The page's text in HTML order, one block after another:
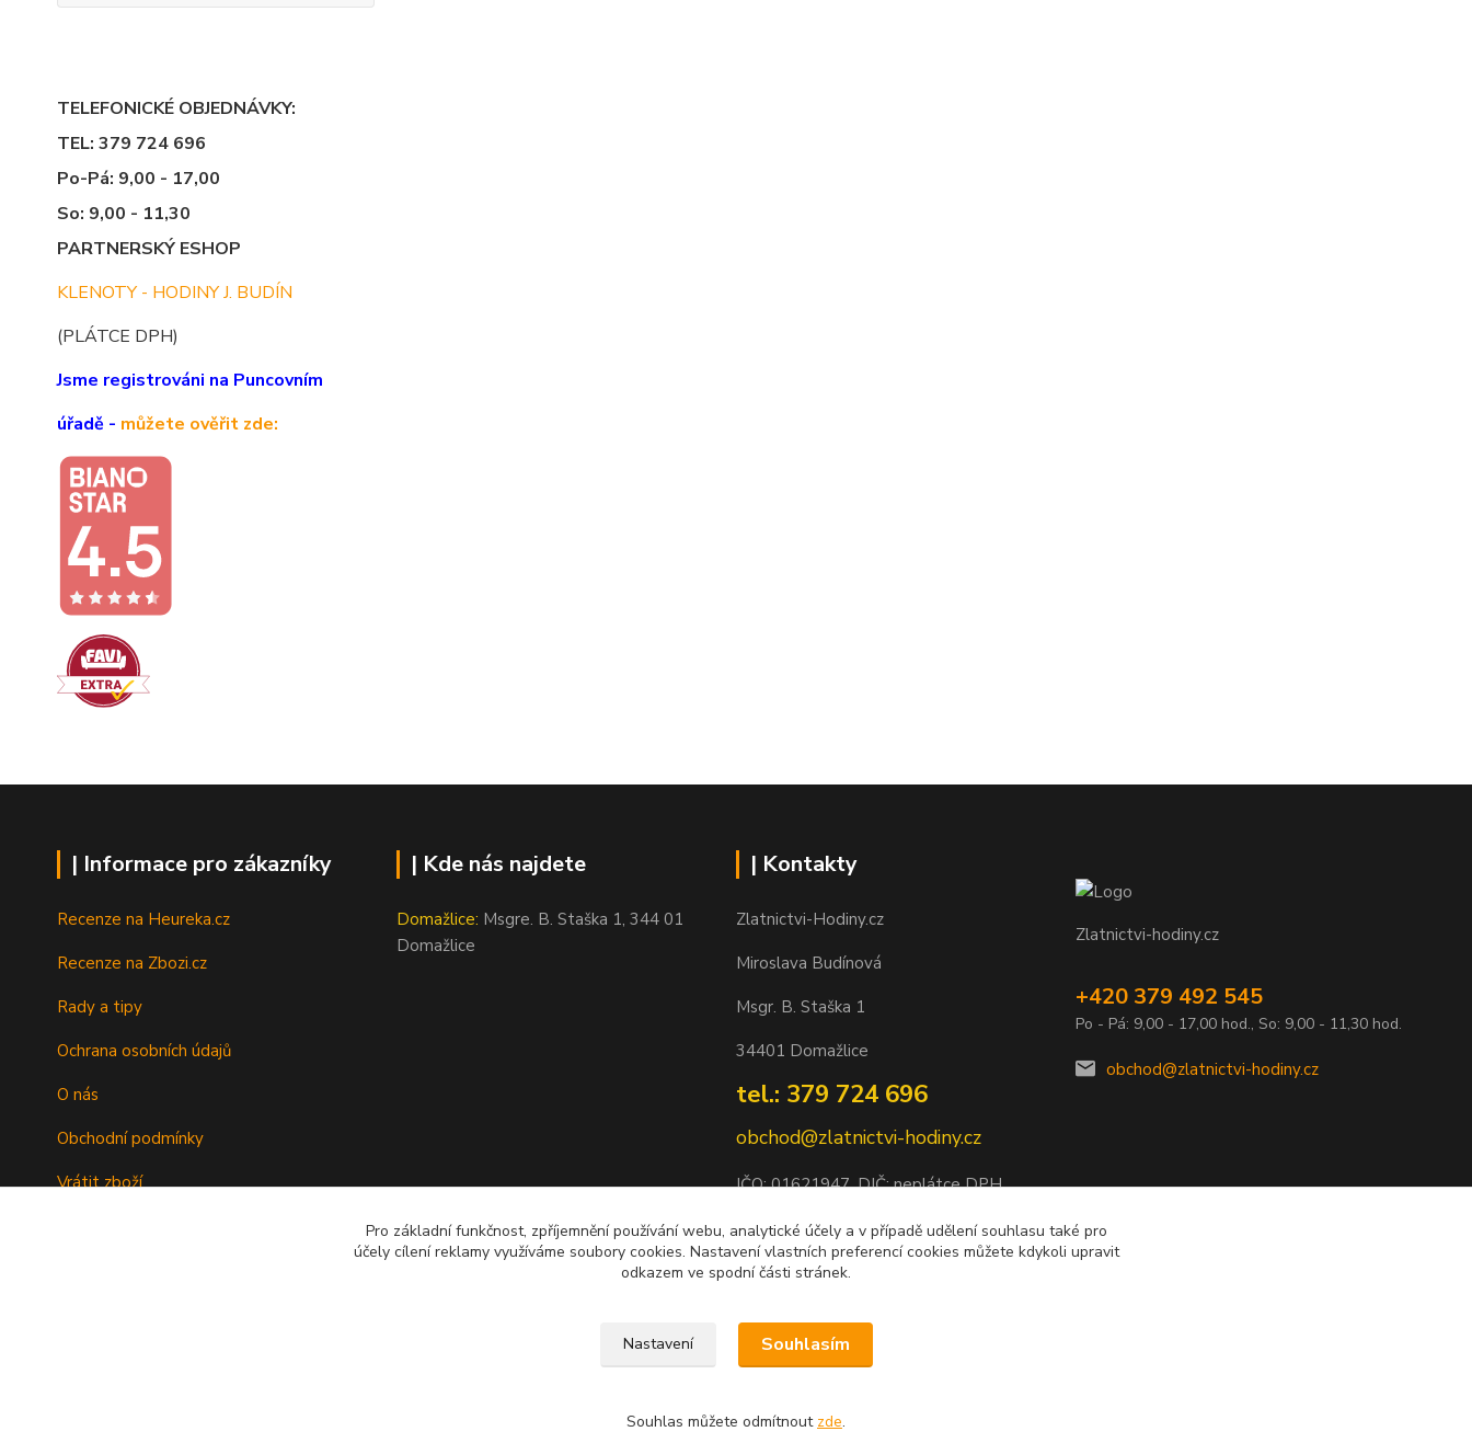
TELEFONICKÉ OBJEDNÁVKY:
TEL: 379 724 696
Po-Pá: 9,00 - 17,00
So: 9,00 - 11,30
PARTNERSKÝ ESHOP
KLENOTY - HODINY J. BUDÍN
(PLÁTCE DPH)
Jsme registrováni na Puncovním
úřadě - můžete ověřit zde:
| Informace pro zákazníky
Recenze na Heureka.cz
Recenze na Zbozi.cz
Rady a tipy
Ochrana osobních údajů
O nás
Obchodní podmínky
Vrátit zboží
| Kde nás najdete
Domažlice: Msgre. B. Staška 1, 344 01
Domažlice
| Kontakty
Zlatnictvi-Hodiny.cz
Miroslava Budínová
Msgr. B. Staška 1
34401 Domažlice
tel.: 379 724 696
obchod@zlatnictvi-hodiny.cz
IČO: 01621947, DIČ: neplátce DPH
Bankovní spojení: 2500452838/2010
Zlatnictvi-hodiny.cz
+420 379 492 545
Po - Pá: 9,00 - 17,00 hod., So: 9,00 - 11,30 hod.
obchod@zlatnictvi-hodiny.cz
Pro základní funkčnost, zpříjemnění používání webu, analytické účely a v případě udělení souhlasu také pro
účely cílení reklamy využíváme soubory cookies. Nastavení vlastních preferencí cookies můžete kdykoli upravit
odkazem ve spodní části stránek.
Nastavení Souhlasím
Souhlas můžete odmítnout zde.